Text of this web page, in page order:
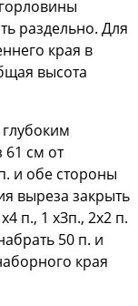
раздельно. Для
края в
высота
61 см от
и обе стороны
выреза закрыть
п., 1 хЗп., 2x2 п.
50 п. и
края